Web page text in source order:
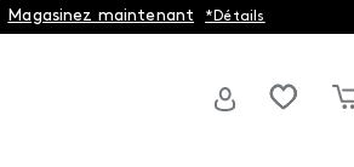
Magasinez maintenant *Détails